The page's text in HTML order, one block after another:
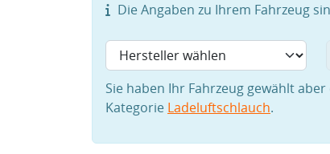
Die Angaben zu Ihrem Fahrzeug
Sie haben Ihr Fahrzeug gewählt
Kategorie Ladeluftschlauch.